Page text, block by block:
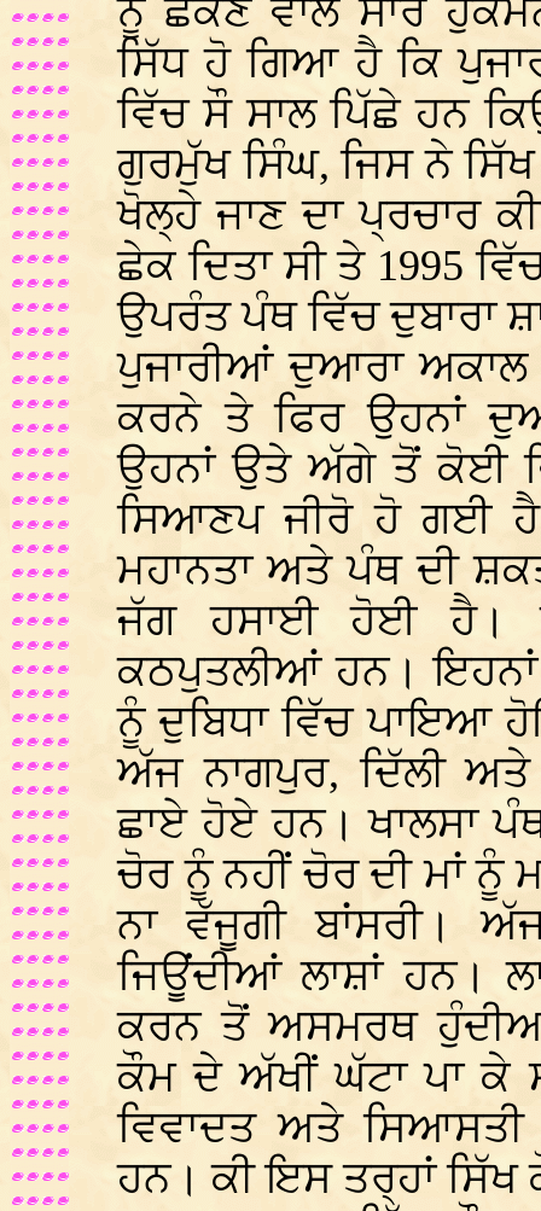
ਨੂੰ ਛੇਕਣ ਵਾਲੇ ਸਾਰੇ
ਸਿੱਧ ਹੋ ਗਿਆ ਹੈ ਕਿ
ਵਿੱਚ ਸੌ ਸਾਲ ਪਿੱਛੇ ਹਨ
ਗੁਰਮੁੱਖ ਸਿੰਘ, ਜਿਸ ਨੇ
ਖੋਲ੍ਹੇ ਜਾਣ ਦਾ ਪ੍ਰਚਾਰ
ਛੇਕ ਦਿਤਾ ਸੀ ਤੇ 1995
ਉਪਰੰਤ ਪੰਥ ਵਿੱਚ ਦੁਬਾਰਾ
ਪੁਜਾਰੀਆਂ ਦੁਆਰਾ ਅਕਾਲ
ਕਰਨੇ ਤੇ ਫਿਰ ਉਹਨਾਂ
ਉਹਨਾਂ ਉਤੇ ਅੱਗੇ ਤੋਂ ਕੋਈ
ਸਿਆਣਪ ਜੀਰੋ ਹੋ ਗਈ
ਮਹਾਨਤਾ ਅਤੇ ਪੰਥ ਦੀ
ਜੱਗ ਹਸਾਈ ਹੋਈ ਹੈ।
ਕਠਪੁਤਲੀਆਂ ਹਨ।
ਨੂੰ ਦੁਬਿਧਾ ਵਿੱਚ ਪਾਇਆ
ਅੱਜ ਨਾਗਪੁਰ, ਦਿੱਲੀ
ਛਾਏ ਹੋਏ ਹਨ। ਖਾਲਸਾ
ਚੋਰ ਨੂੰ ਨਹੀਂ ਚੋਰ ਦੀ ਮਾਂ ਨੂੰ
ਨਾ ਵੱਜੂਗੀ ਬਾਂਸਰੀ।
ਜਿਊਂਦੀਆਂ ਲਾਸ਼ਾਂ ਹਨ।
ਕਰਨ ਤੋਂ ਅਸਮਰਥ
ਕੌਮ ਦੇ ਅੱਖੀਂ ਘੱਟਾ ਪਾ
ਵਿਵਾਦਤ ਅਤੇ
ਹਨ। ਕੀ ਇਸ ਤਰ੍ਹਾਂ